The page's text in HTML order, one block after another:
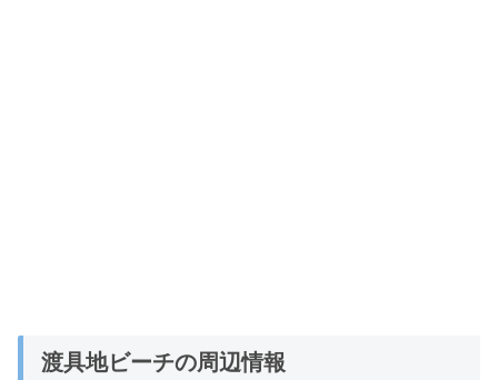
渡具地ビーチの周辺情報